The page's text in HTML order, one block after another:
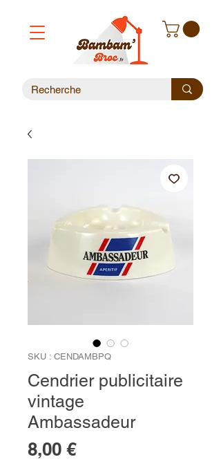
SKU : CENDAMBPQ
Cendrier publicitaire
vintage
Ambassadeur
8,00 €Prix